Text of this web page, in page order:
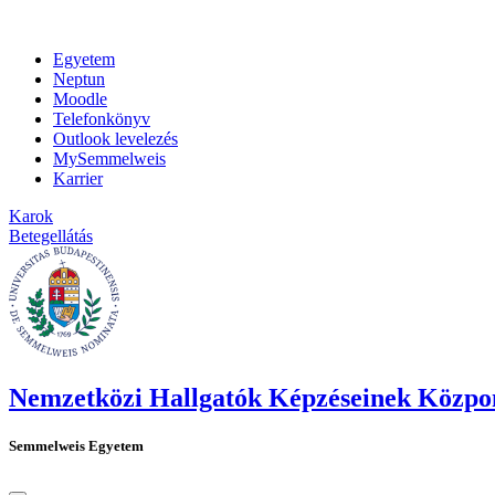
Egyetem
Neptun
Moodle
Telefonkönyv
Outlook levelezés
MySemmelweis
Karrier
Karok
Betegellátás
Nemzetközi Hallgatók Képzéseinek
Semmelweis Egyetem